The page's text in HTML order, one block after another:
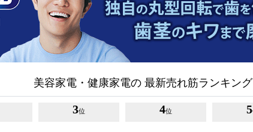
美容家電・健康家電の 最新売れ筋ランキング
3位 4位 5